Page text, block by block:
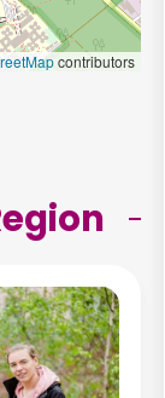
contributors